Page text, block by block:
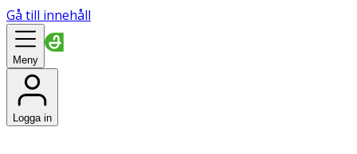
Gå till innehåll
Meny
Logga in